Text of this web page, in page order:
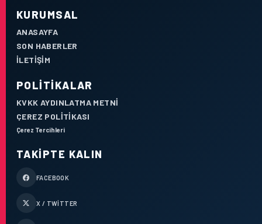
KURUMSAL
ANASAYFA
SON HABERLER
İLETIŞIM
POLITIKALAR
KVKK AYDINLATMA METNI
ÇEREZ POLITIKASI
Çerez Tercihleri
TAKIPTE KALIN
FACEBOOK
X / TWITTER